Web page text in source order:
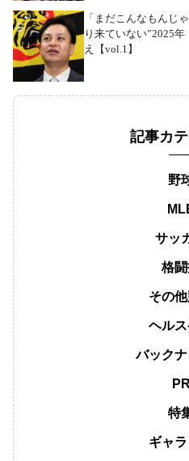
「まだこんなもんじ
り来ていない”2025
え【vol.1】
記事カ
野
サッ
格
その
ヘル
バック
PR
特
ギャ